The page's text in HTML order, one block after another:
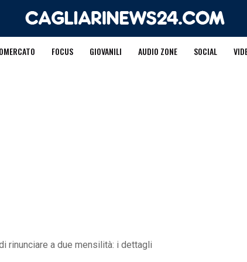
FOCUS GIOVANILI AUDIO ZONE SOCIAL
rinunciare a due mensilità: i dettagli